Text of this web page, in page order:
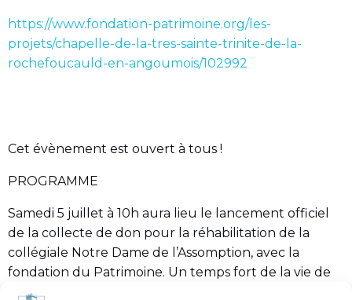
https://www.fondation-patrimoine.org/les-
projets/chapelle-de-la-tres-sainte-trinite-de-la-
rochefoucauld-en-angoumois/102992
Cet évènement est ouvert à tous !
PROGRAMME
Samedi 5 juillet à 10h aura lieu le lancement officiel
de la collecte de don pour la réhabilitation de la
collégiale Notre Dame de l’Assomption, avec la
fondation du Patrimoine. Un temps fort de la vie de
notre cité ouvert à tous !